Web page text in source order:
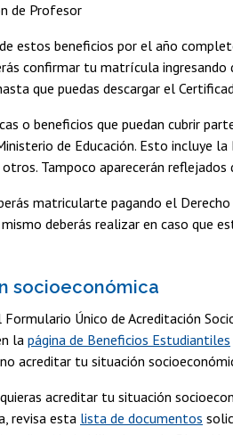
de Profesor
estos beneficios por el año
confirmar tu matrícula
que puedas descargar el
o beneficios que puedan cubrir
de Educación. Esto incluye
Tampoco aparecerán
matricularte pagando el
deberás realizar en caso que
socioeconómica
Único de Acreditación
la página de Beneficios Estudiantiles
acreditar tu situación
acreditar tu situación
revisa esta lista de documentos